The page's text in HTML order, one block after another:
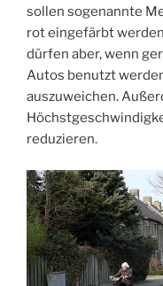
sollen sogenannte
rot eingefärbt
dürfen aber, wenn
Autos benutzt
auszuweichen.
reduzieren.